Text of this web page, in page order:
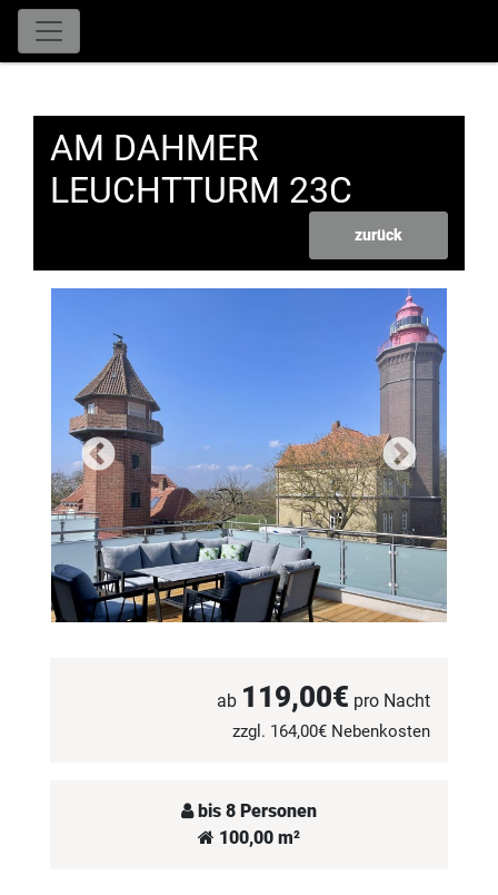
AM DAHMER
LEUCHTTURM 23C
zurück
ab 119,00€ pro Nacht
zzgl. 164,00€ Nebenkosten
bis 8 Personen
100,00 m²